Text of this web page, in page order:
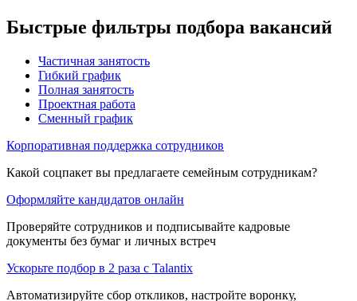
Быстрые фильтры подбора вакансий
Частичная занятость
Гибкий график
Полная занятость
Проектная работа
Сменный график
Корпоративная поддержка сотрудников
Какой соцпакет вы предлагаете семейным сотрудникам?
Оформляйте кандидатов онлайн
Проверяйте сотрудников и подписывайте кадровые
документы без бумаг и личных встреч
Ускорьте подбор в 2 раза с Talantix
Автоматизируйте сбор откликов, настройте воронку,